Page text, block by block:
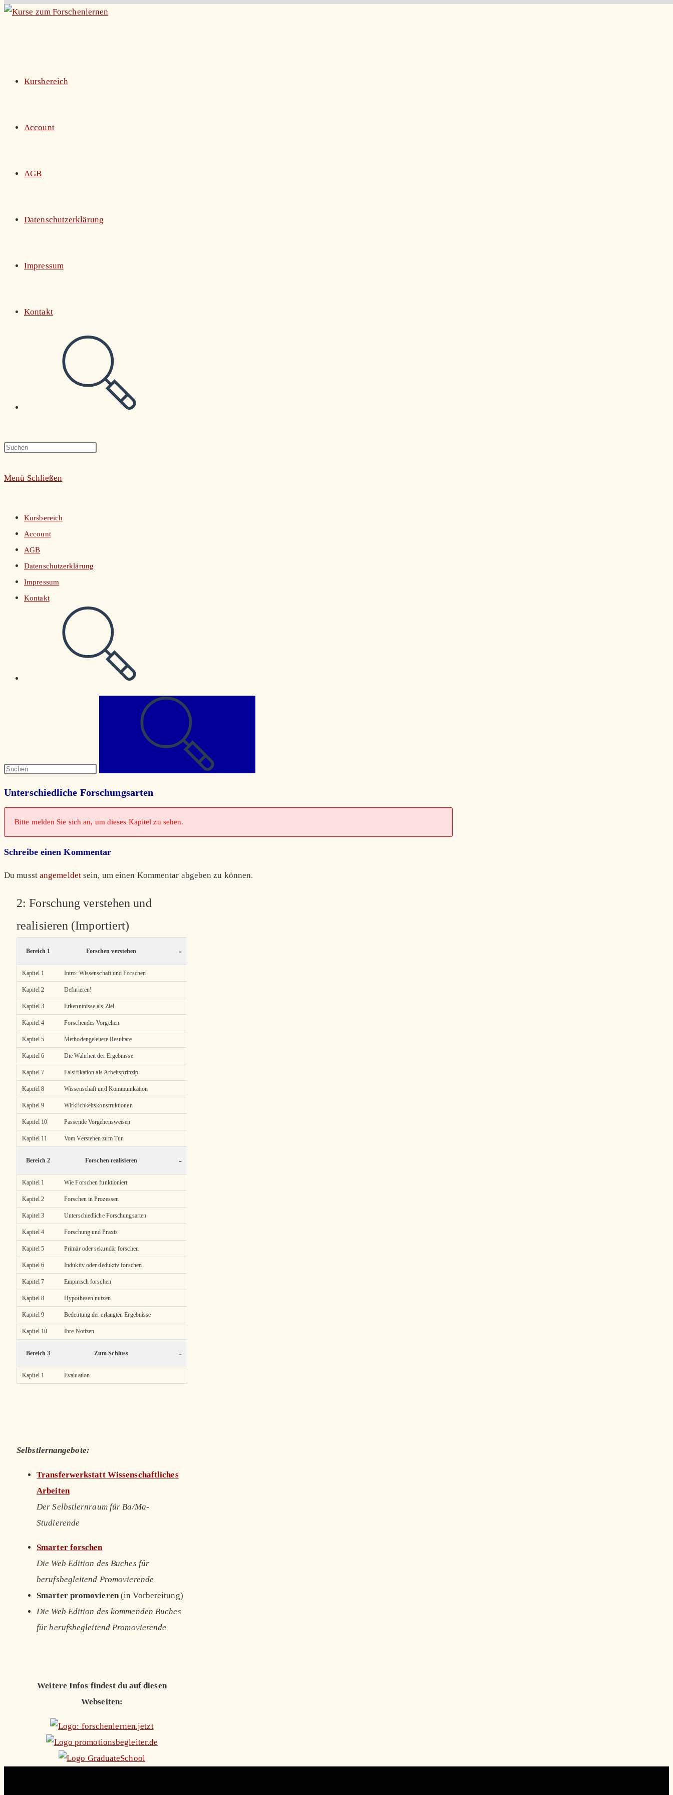
Zum
Kursbereich
Account
AGB
Datenschutzerklärung
Impressum
Kontakt
umschalten
Press
Menü Schließen
Kursbereich
Account
AGB
Datenschutzerklärung
Impressum
Kontakt
Unterschiedliche Forschungsarten
Bitte melden Sie sich an, um dieses Kapitel zu sehen.
Schreibe einen Kommentar
Du musst angemeldetsein, um einen Kommentar abgeben zu können.
2: Forschung verstehen und
realisieren (Importiert)
Bereich 1 Forschen verstehen -
Kapitel 1 Intro: Wissenschaft und Forschen
Kapitel 2 Definieren!
Kapitel 3 Erkenntnisse als Ziel
Kapitel 4 Forschendes Vorgehen
Kapitel 5 Methodengeleitete Resultate
Kapitel 6 Die Wahrheit der Ergebnisse
Kapitel 7 Falsifikation als Arbeitsprinzip
Kapitel 8 Wissenschaft und Kommunikation
Kapitel 9 Wirklichkeitskonstruktionen
Kapitel 10 Passende Vorgehensweisen
Kapitel 11 Vom Verstehen zum Tun
Bereich 2 Forschen realisieren -
Kapitel 1 Wie Forschen funktioniert
Kapitel 2 Forschen in Prozessen
Kapitel 3 Unterschiedliche Forschungsarten
Kapitel 4 Forschung und Praxis
Kapitel 5 Primär oder sekundär forschen
Kapitel 6 Induktiv oder deduktiv forschen
Kapitel 7 Empirisch forschen
Kapitel 8 Hypothesen nutzen
Kapitel 9 Bedeutung der erlangten Ergebnisse
Kapitel 10 Ihre Notizen
Bereich 3 Zum Schluss -
Kapitel 1 Evaluation
Selbstlernangebote:
Transferwerkstatt Wissenschaftliches
Arbeiten
Der Selbstlernraum für Ba/Ma-
Studierende
Smarter forschen
Die Web Edition des Buches für
berufsbegleitend Promovierende
Smarter promovieren(in Vorbereitung)
Die Web Edition des kommenden Buches
für berufsbegleitend Promovierende
Weitere Infos findest du auf diesen
Webseiten: